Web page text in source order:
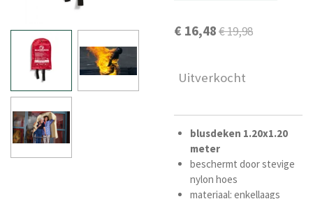
€ 16,48€ 19,98
Uitverkocht
blusdeken 1.20x1.20
meter
beschermt door stevige
nylon hoes
materiaal: enkellaags